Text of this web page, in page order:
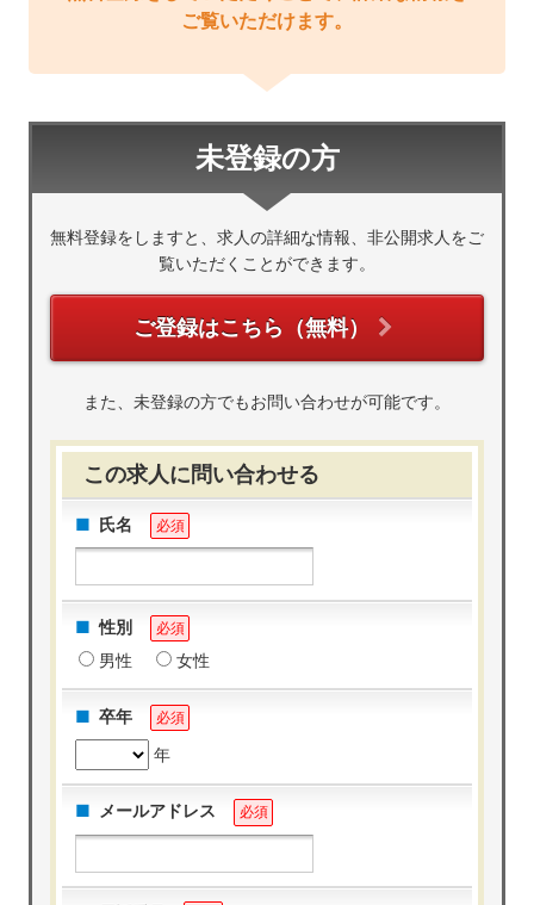
ご覧いただけます。
未登録の方
無料登録をしますと、求人の詳細な情報、非公開求人をご
覧いただくことができます。
ご登録はこちら（無料）
また、未登録の方でもお問い合わせが可能です。
この求人に問い合わせる
氏名 必須
性別 必須
男性 女性
卒年 必須
年
メールアドレス 必須